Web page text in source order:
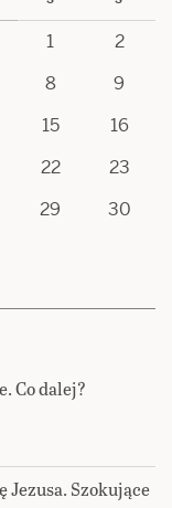
1
2
8
9
15
16
22
23
29
30
Co dalej?
Jezusa. Szokujące